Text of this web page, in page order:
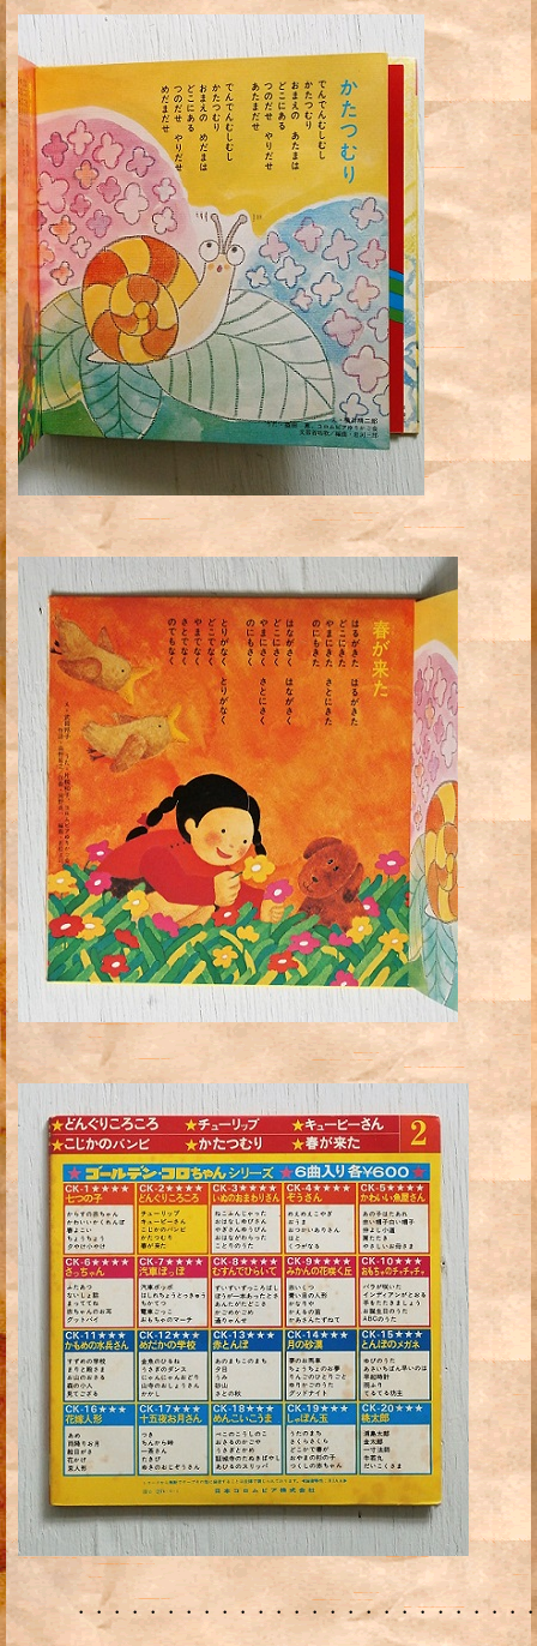
・・・・・・・・・・・・・・・・・・・・・・・・・・